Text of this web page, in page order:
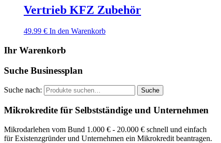
Vertrieb KFZ Zubehör
49.99 € In den Warenkorb
Ihr Warenkorb
Suche Businessplan
Suche nach: Suche
Mikrokredite für Selbstständige und Unternehmen
Mikrodarlehen vom Bund 1.000 € - 20.000 € schnell und einfach
für Existenzgründer und Unternehmen ein Mikrokredit beantragen.